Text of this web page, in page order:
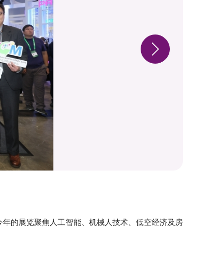
的展览聚焦人工智能、机械人技术、低空经济及房